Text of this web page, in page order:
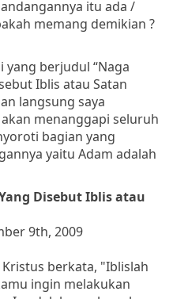
itu ada /
memang demikian ?
yang berjudul “Naga
Iblis atau Satan
langsung saya
menanggapi seluruh
bagian yang
yaitu Adam adalah
Disebut Iblis atau
9th, 2009
berkata, "Iblislah
ingin melakukan